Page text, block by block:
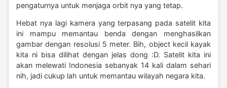
pengaturnya untuk menjaga orbit nya yang tetap.
Hebat nya lagi kamera yang terpasang pada satelit kita
ini mampu memantau benda dengan menghasilkan
gambar dengan resolusi 5 meter. Bih, object kecil kayak
kita ni bisa dilihat dengan jelas dong :D. Satelit kita ini
akan melewati Indonesia sebanyak 14 kali dalam sehari
nih, jadi cukup lah untuk memantau wilayah negara kita.